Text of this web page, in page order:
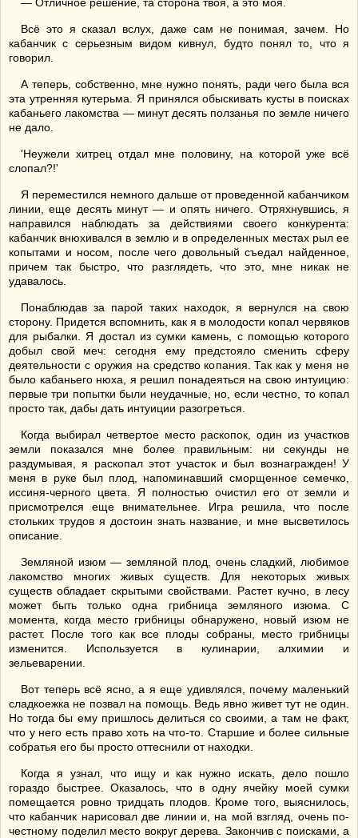
Всё это я сказал вслух, даже сам не понимая, зачем. Но
кабанчик с серьезным видом кивнул, будто понял то, что я
говорил.
А теперь, собственно, мне нужно понять, ради чего была вся
эта утренняя кутерьма. Я принялся обыскивать кусты в поисках
кабаньего лакомства — минут десять ползанья по земле ничего
не дало.
'Неужели хитрец отдал мне половину, на которой уже всё
слопал?!'
Я переместился немного дальше от проведенной кабанчиком
линии, еще десять минут — и опять ничего. Отряхнувшись, я
направился наблюдать за действиями своего конкурента:
кабанчик внюхивался в землю и в определенных местах рыл ее
копытами и носом, после чего довольный съедал найденное,
причем так быстро, что разглядеть, что это, мне никак не
удавалось.
Понаблюдав за парой таких находок, я вернулся на свою
сторону. Придется вспомнить, как я в молодости копал червяков
для рыбалки. Я достал из сумки камень, с помощью которого
добыл свой меч: сегодня ему предстояло сменить сферу
деятельности с оружия на средство копания. Так как у меня не
было кабаньего нюха, я решил понадеяться на свою интуицию:
первые три попытки были неудачные, но, если честно, то копал
просто так, дабы дать интуиции разогреться.
Когда выбирал четвертое место раскопок, один из участков
земли показался мне более правильным: ни секунды не
раздумывая, я раскопал этот участок и был вознагражден! У
меня в руке был плод, напоминавший сморщенное семечко,
иссиня-черного цвета. Я полностью очистил его от земли и
присмотрелся еще внимательнее. Игра решила, что после
стольких трудов я достоин знать название, и мне высветилось
описание.
Земляной изюм — земляной плод, очень сладкий, любимое
лакомство многих живых существ. Для некоторых живых
существ обладает скрытыми свойствами. Растет кучно, в лесу
может быть только одна грибница земляного изюма. С
момента, когда место грибницы обнаружено, новый изюм не
растет. После того как все плоды собраны, место грибницы
изменится. Используется в кулинарии, алхимии и
зельеварении.
Вот теперь всё ясно, а я еще удивлялся, почему маленький
сладкоежка не позвал на помощь. Ведь явно живет тут не один.
Но тогда бы ему пришлось делиться со своими, а там не факт,
что у него есть право хоть на что-то. Старшие и более сильные
собратья его бы просто оттеснили от находки.
Когда я узнал, что ищу и как нужно искать, дело пошло
гораздо быстрее. Оказалось, что в одну ячейку моей сумки
помещается ровно тридцать плодов. Кроме того, выяснилось,
что кабанчик нарисовал две линии и, на мой взгляд, очень по-
честному поделил место вокруг дерева. Закончив с поисками, а